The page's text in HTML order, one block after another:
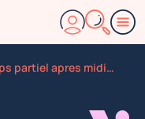
Cdi temps partiel apres midi siege d immeuble 75016 pa